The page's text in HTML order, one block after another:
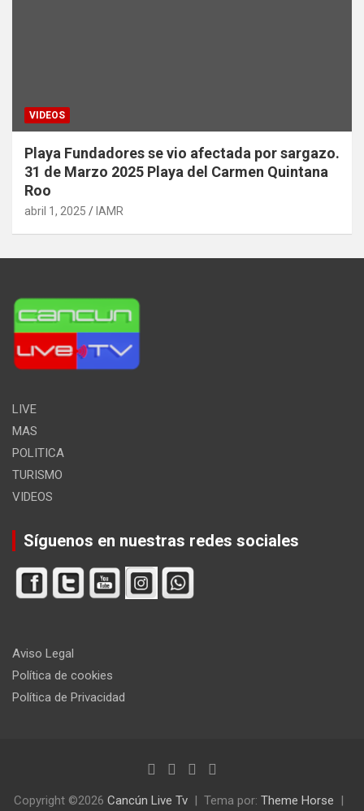
VIDEOS
Playa Fundadores se vio afectada por sargazo.
31 de Marzo 2025 Playa del Carmen Quintana
Roo
abril 1, 2025 IAMR
LIVE
MAS
POLITICA
TURISMO
VIDEOS
Síguenos en nuestras redes sociales
Aviso Legal
Política de cookies
Política de Privacidad
Copyright ©2026 Cancún Live Tv Tema por: Theme Horse